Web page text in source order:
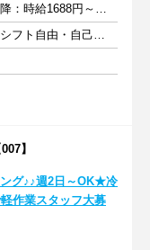
時給1350円～ ※22時以降：時給1688円～ ＋交通費支給
週2日以上 1日5時間以上 シフト自由・自己申告
】
グ♪♪週2日～OK★冷
作業スタッフ大募